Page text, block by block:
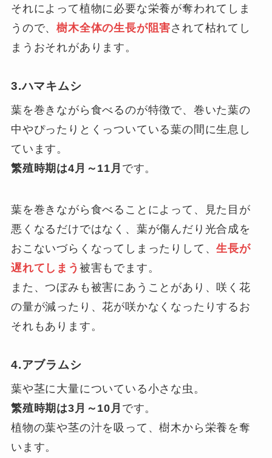
それによって植物に必要な栄養が奪われてしま
うので、樹木全体の生長が阻害されて枯れてし
まうおそれがあります。
3.ハマキムシ
葉を巻きながら食べるのが特徴で、巻いた葉の
中やぴったりとくっついている葉の間に生息し
ています。
繁殖時期は4月～11月 です。
葉を巻きながら食べることによって、見た目が
悪くなるだけではなく、葉が傷んだり光合成を
おこないづらくなってしまったりして、生長が
遅れてしまう 被害もでます。
また、つぼみも被害にあうことがあり、咲く花
の量が減ったり、花が咲かなくなったりするお
それもあります。
4.アブラムシ
葉や茎に大量についている小さな虫。
繁殖時期は3月～10月 です。
植物の葉や茎の汁を吸って、樹木から栄養を奪
います。